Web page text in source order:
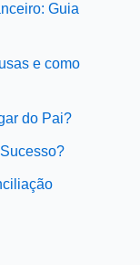
Guia
e como
do Pai?